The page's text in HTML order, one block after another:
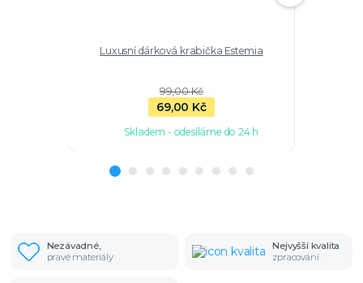
Luxusní dárková krabička Estemia
99,00 Kč
69,00 Kč
Skladem - odesíláme do 24 h
Nezávadné,
pravé materiály
Nejvyšší kvalita
zpracování